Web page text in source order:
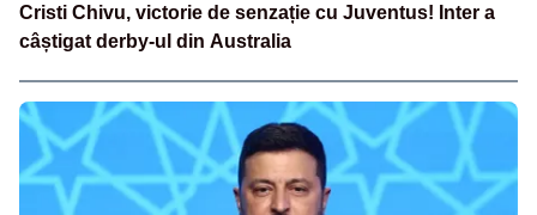
Cristi Chivu, victorie de senzație cu Juventus! Inter a
câștigat derby-ul din Australia